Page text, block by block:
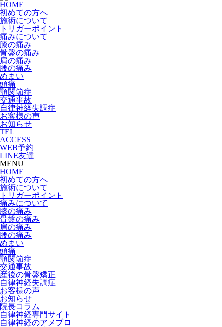
HOME
初めての方へ
施術について
トリガーポイント
痛みについて
膝の痛み
骨盤の痛み
肩の痛み
腰の痛み
めまい
頭痛
顎関節症
交通事故
自律神経失調症
お客様の声
お知らせ
TEL
ACCESS
WEB予約
LINE友達
MENU
HOME
初めての方へ
施術について
トリガーポイント
痛みについて
膝の痛み
骨盤の痛み
肩の痛み
腰の痛み
めまい
頭痛
顎関節症
交通事故
産後の骨盤矯正
自律神経失調症
お客様の声
お知らせ
院長コラム
自律神経専門サイト
自律神経のアメブロ